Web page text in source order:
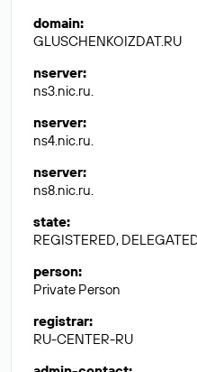
domain:
GLUSCHENKOIZDAT.RU
nserver:
ns3.nic.ru.
nserver:
ns4.nic.ru.
nserver:
ns8.nic.ru.
state:
REGISTERED,
person:
Private Person
registrar:
RU-CENTER-RU